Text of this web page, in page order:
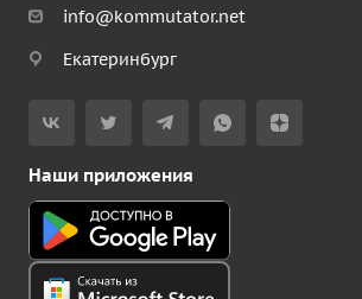
info@kommutator.net
Екатеринбург
Наши приложения